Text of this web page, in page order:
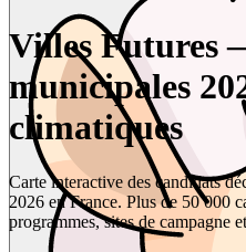
Villes Futures
municipales
climatiques
Carte interactive des candidats
2026 en France. Plus de 50 000
programmes, sites de campagne